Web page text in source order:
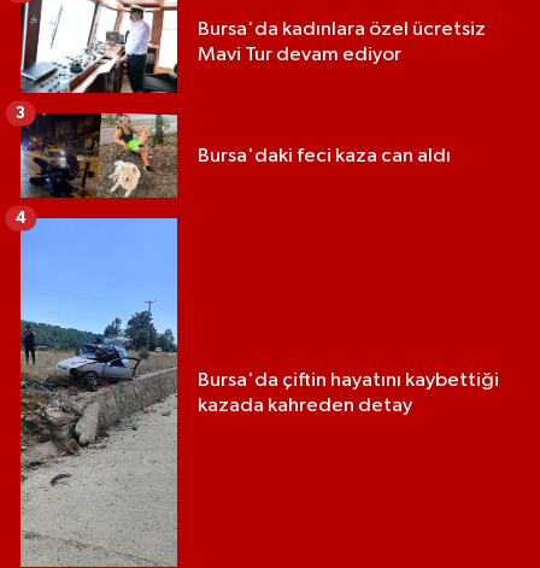
Bursa'da kadınlara özel ücretsiz
Mavi Tur devam ediyor
Bursa'daki feci kaza can aldı
3
Bursa'da çiftin hayatını kaybettiği
kazada kahreden detay
4